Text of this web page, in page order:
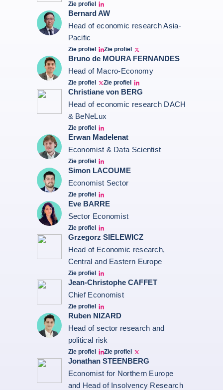
Zie profiel
Aroni Linkedin
Bernard AW
Head of economic research Asia-
Pacific
Zie profiel
Bernard Aw Linkedin
Zie profiel
Bernard Aw Twitter
Bruno de MOURA FERNANDES
Head of Macro-Economy
Zie profiel
Twitter Bruno Fernandes
Zie profiel
Bruno de Moura Fernandes linkedin
Christiane von BERG
Head of economic research DACH
& BeNeLux
Zie profiel
Christiane von berg linkedin
Erwan Madelenat
Economist & Data Scientist
Zie profiel
Erwan Madelenat
Simon LACOUME
Economist Sector
Zie profiel
Simon Lacoume linkedin
Eve BARRE
Sector Economist
Zie profiel
Eve barré linkedin
Grzegorz SIELEWICZ
Head of Economic research,
Central and Eastern Europe
Zie profiel
grzegorz-sielewicz linkedin
Jean-Christophe CAFFET
Chief Economist
Zie profiel
JCC Linkedin
Ruben NIZARD
Head of sector research and
political risk
Zie profiel
Ruben Nizard linkedin
Zie profiel
Ruben Nizard twitter
Jonathan STEENBERG
Economist for Northern Europe
and Head of Insolvency Research